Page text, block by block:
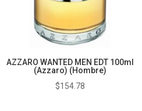
AZZARO WANTED MEN EDT 100ml
(Azzaro) (Hombre)
$154.78